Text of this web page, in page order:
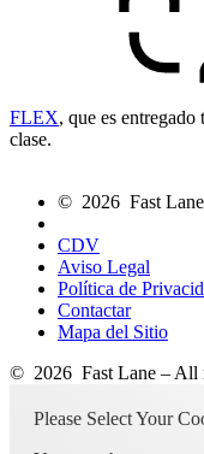
FLEX, que es
clase.
© 2026 Fast Lane
CDV
Aviso Legal
Política de
Contactar
Mapa del Sitio
© 2026 Fast Lane – All
Please Select Your